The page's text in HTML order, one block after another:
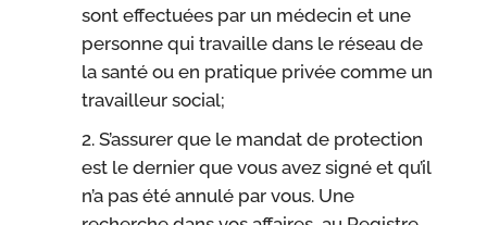
sont effectuées par un médecin et une
personne qui travaille dans le réseau de
la santé ou en pratique privée comme un
travailleur social;
S’assurer que le mandat de protection
est le dernier que vous avez signé et qu’il
n’a pas été annulé par vous. Une